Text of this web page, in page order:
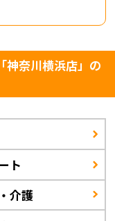
神奈川横浜店」の
ト
介護